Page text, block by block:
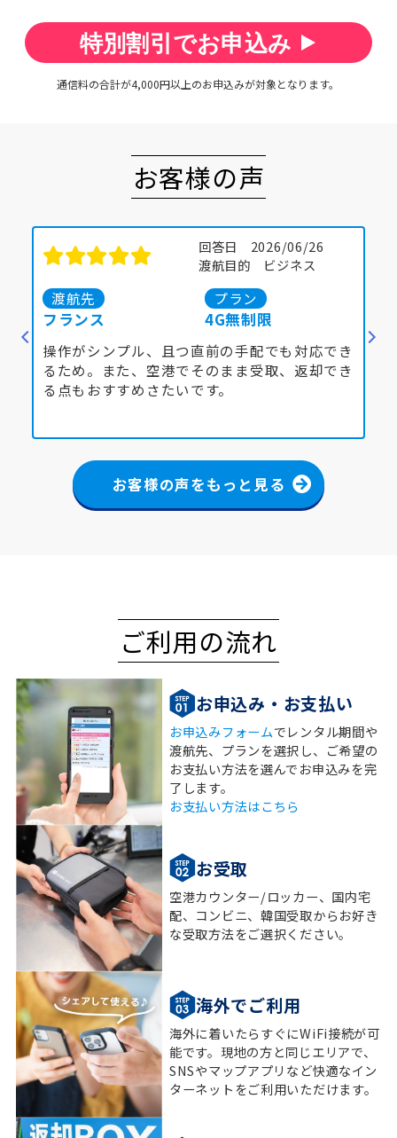
特別割引でお申込み
通信料の合計が4,000円以上のお申込みが対象となります。
お客様の声
回答日 2026/06/26
渡航目的 ビジネス
渡航先
フランス
プラン
4G無制限
操作がシンプル、且つ直前の手配でも対応でき
るため。また、空港でそのまま受取、返却でき
る点もおすすめさたいです。
お客様の声をもっと見る
ご利用の流れ
お申込み・お支払い
お申込みフォームでレンタル期間や
渡航先、プランを選択し、ご希望の
お支払い方法を選んでお申込みを完
了します。
お支払い方法はこちら
お受取
空港カウンター/ロッカー、国内宅
配、コンビニ、韓国受取からお好き
な受取方法をご選択ください。
海外でご利用
海外に着いたらすぐにWiFi接続が可
能です。現地の方と同じエリアで、
SNSやマップアプリなど快適なイン
ターネットをご利用いただけます。